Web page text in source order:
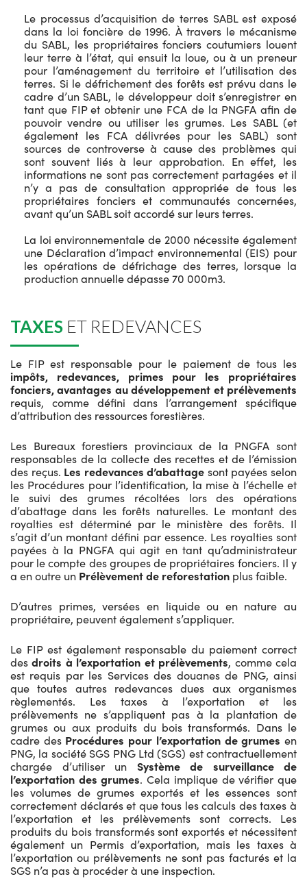
Le processus d’acquisition de terres SABL est exposé
dans la loi foncière de 1996. À travers le mécanisme
du SABL, les propriétaires fonciers coutumiers louent
leur terre à l’état, qui ensuit la loue, ou à un preneur
pour l’aménagement du territoire et l’utilisation des
terres. Si le défrichement des forêts est prévu dans le
cadre d’un SABL, le développeur doit s’enregistrer en
tant que FIP et obtenir une FCA de la PNGFA afin de
pouvoir vendre ou utiliser les grumes. Les SABL (et
également les FCA délivrées pour les SABL) sont
sources de controverse à cause des problèmes qui
sont souvent liés à leur approbation. En effet, les
informations ne sont pas correctement partagées et il
n’y a pas de consultation appropriée de tous les
propriétaires fonciers et communautés concernées,
avant qu’un SABL soit accordé sur leurs terres.
La loi environnementale de 2000 nécessite également
une Déclaration d’impact environnemental (EIS) pour
les opérations de défrichage des terres, lorsque la
production annuelle dépasse 70 000m3.
TAXES ET REDEVANCES
Le FIP est responsable pour le paiement de tous les
impôts, redevances, primes pour les propriétaires
fonciers, avantages au développement et prélèvements
requis, comme défini dans l’arrangement spécifique
d’attribution des ressources forestières.
Les Bureaux forestiers provinciaux de la PNGFA sont
responsables de la collecte des recettes et de l’émission
des reçus. Les redevances d’abattage sont payées selon
les Procédures pour l’identification, la mise à l’échelle et
le suivi des grumes récoltées lors des opérations
d’abattage dans les forêts naturelles. Le montant des
royalties est déterminé par le ministère des forêts. Il
s’agit d’un montant défini par essence. Les royalties sont
payées à la PNGFA qui agit en tant qu’administrateur
pour le compte des groupes de propriétaires fonciers. Il y
a en outre un Prélèvement de reforestation plus faible.
D’autres primes, versées en liquide ou en nature au
propriétaire, peuvent également s’appliquer.
Le FIP est également responsable du paiement correct
desdroits à l’exportation et prélèvements, comme cela
est requis par les Services des douanes de PNG, ainsi
que toutes autres redevances dues aux organismes
règlementés. Les taxes à l’exportation et les
prélèvements ne s’appliquent pas à la plantation de
grumes ou aux produits du bois transformés. Dans le
cadre des Procédures pour l’exportation de grumes en
PNG, la société SGS PNG Ltd (SGS) est contractuellement
chargée d’utiliser un Système de surveillance de
l’exportation des grumes. Cela implique de vérifier que
les volumes de grumes exportés et les essences sont
correctement déclarés et que tous les calculs des taxes à
l’exportation et les prélèvements sont corrects. Les
produits du bois transformés sont exportés et nécessitent
également un Permis d’exportation, mais les taxes à
l’exportation ou prélèvements ne sont pas facturés et la
SGS n’a pas à procéder à une inspection.